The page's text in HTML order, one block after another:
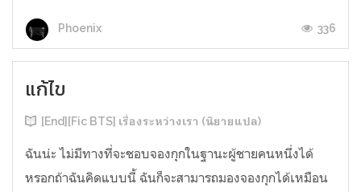
Phoenix 336
แก้ไข
[End][Fic BTS] เรื่องระหว่างเรา (นิยายแปล)
ฉันน่ะ ไม่มีทางที่จะชอบจองกุกในฐานะผู้ชายคนหนึ่งได้
หรอกถ้าฉันคิดแบบนี้ ฉันก็จะสามารถมองจองกุกได้เหมือน